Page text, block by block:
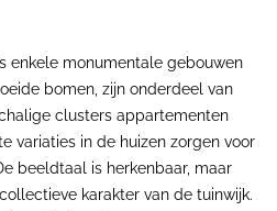
enkele monumentale gebouwen
bomen, zijn onderdeel van
clusters appartementen
variaties in de huizen zorgen voor
beeldtaal is herkenbaar, maar
karakter van de tuinwijk.